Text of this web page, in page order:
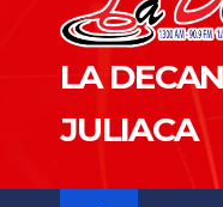
LA
JULIACA